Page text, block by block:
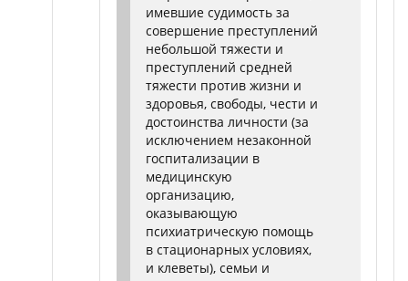
имевшие судимость за
совершение преступлений
небольшой тяжести и
преступлений средней
тяжести против жизни и
здоровья, свободы, чести и
достоинства личности (за
исключением незаконной
госпитализации в
медицинскую
организацию,
оказывающую
психиатрическую помощь
в стационарных условиях,
и клеветы), семьи и